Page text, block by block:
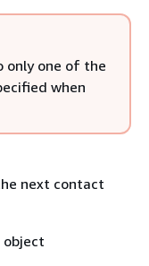
only one of the
when
next contact
object